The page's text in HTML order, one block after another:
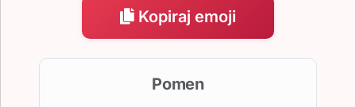
Kopiraj emoji
Pomen